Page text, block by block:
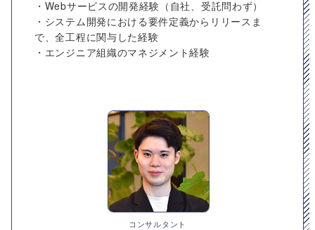
・Webサービスの開発経験（自社、受託問わず）
・システム開発における要件定義からリリースま
で、全工程に関与した経験
・エンジニア組織のマネジメント経験
コンサルタント